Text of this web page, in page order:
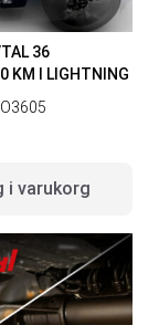
36
KM I LIGHTNING
i varukorg